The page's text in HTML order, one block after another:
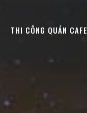
THI CÔNG QUÁN CAFE